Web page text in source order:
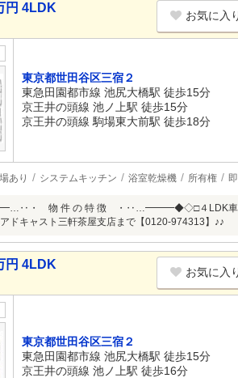
円 4LDK
お気に入
東京都世田谷区三宿２
東急田園都市線 池尻大橋駅 徒歩15分
京王井の頭線 池ノ上駅 徒歩15分
京王井の頭線 駒場東大前駅 徒歩18分
あり システムキッチン 浴室乾燥機 所有権
・ 物 件 の 特 徴 ・‥…━━━◆◇□４LDK車庫付き
ドキャスト三軒茶屋支店まで【0120-974313】♪♪
円 4LDK
お気に入
東京都世田谷区三宿２
東急田園都市線 池尻大橋駅 徒歩15分
京王井の頭線 池ノ上駅 徒歩16分